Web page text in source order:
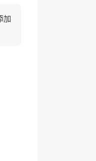
加